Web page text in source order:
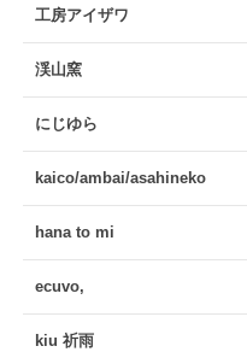
工房アイザワ
渓山窯
にじゆら
kaico/ambai/asahineko
hana to mi
ecuvo,
kiu 祈雨